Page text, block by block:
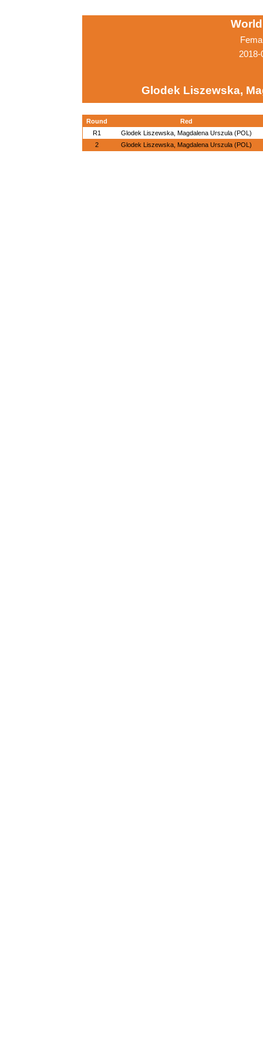
Glodek Liszewska,
Round
Red
R1
Glodek Liszewska, Magdalena Urszula (POL)
2
Glodek Liszewska, Magdalena Urszula (POL)